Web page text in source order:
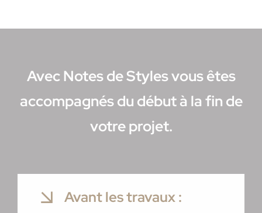
Avec Notes de Styles vous êtes
accompagnés du début à la fin de
votre projet.
Avant les travaux :